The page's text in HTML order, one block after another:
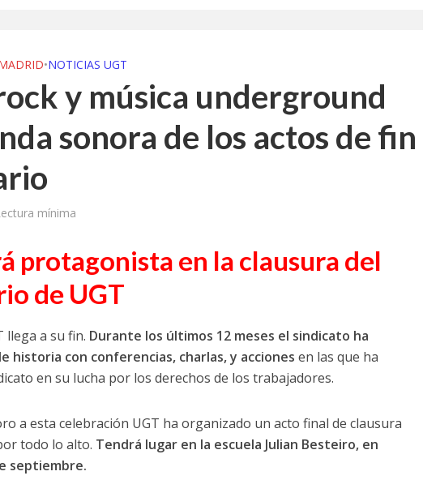
•NOTICIAS UGT
y música underground
sonora de los actos de fin
mínima
protagonista en la clausura del
de UGT
llega a su fin. Durante los últimos 12 meses el sindicato ha
historia con conferencias, charlas, y acciones en las que ha
en su lucha por los derechos de los trabajadores.
a esta celebración UGT ha organizado un acto final de clausura
todo lo alto. Tendrá lugar en la escuela Julian Besteiro, en
septiembre.